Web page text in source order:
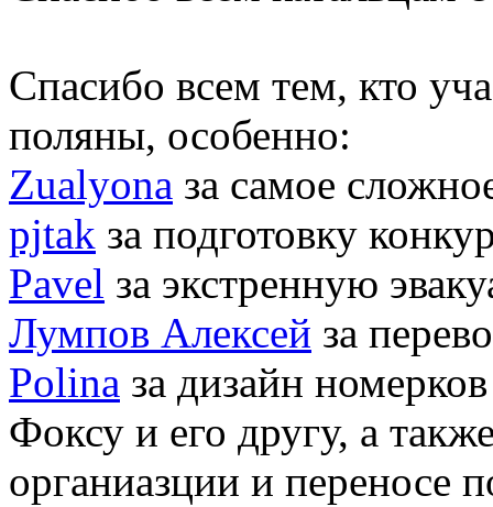
Спасибо всем тем, кто
поляны, особенно:
Zualyona за самое
pjtak за подготовку
Pavel за экстренную
Лумпов Алексей за
Polina за дизайн
Фоксу и его другу, а
органиазции и переносе